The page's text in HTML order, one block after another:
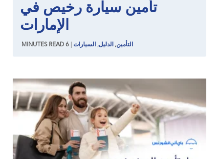
تأمين سيارة رخيص في
الإمارات
التأمين, الدليل, السيارات 6
MINUTES READ